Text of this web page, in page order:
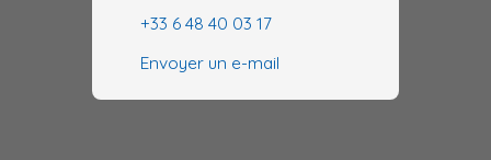
+33 6 48 40 03 17
Envoyer un e-mail